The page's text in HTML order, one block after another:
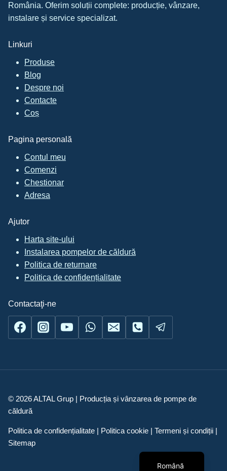
România. Oferim soluții complete: producție, vânzare,
instalare și service specializat.
Linkuri
Produse
Blog
Despre noi
Contacte
Coș
Pagina personală
Contul meu
Comenzi
Chestionar
Adresa
Ajutor
Harta site-ului
Instalarea pompelor de căldură
Politica de returnare
Politica de confidențialitate
Contactaţi-ne
© 2026 ALTAL Grup | Producția și vânzarea de pompe de
căldură
Politica de confidențialitate | Politica cookie | Termeni și condiții |
Sitemap
Română
English